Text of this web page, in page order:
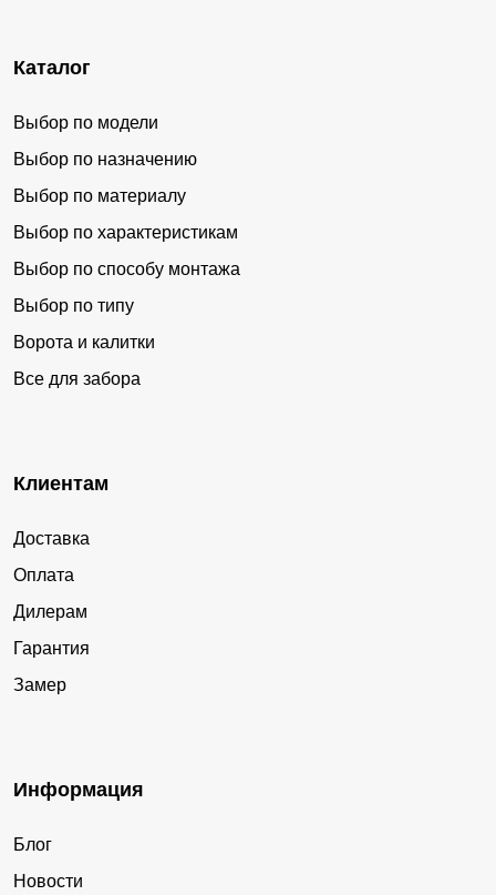
Каталог
Выбор по модели
Выбор по назначению
Выбор по материалу
Выбор по характеристикам
Выбор по способу монтажа
Выбор по типу
Ворота и калитки
Все для забора
Клиентам
Доставка
Оплата
Дилерам
Гарантия
Замер
Информация
Блог
Новости